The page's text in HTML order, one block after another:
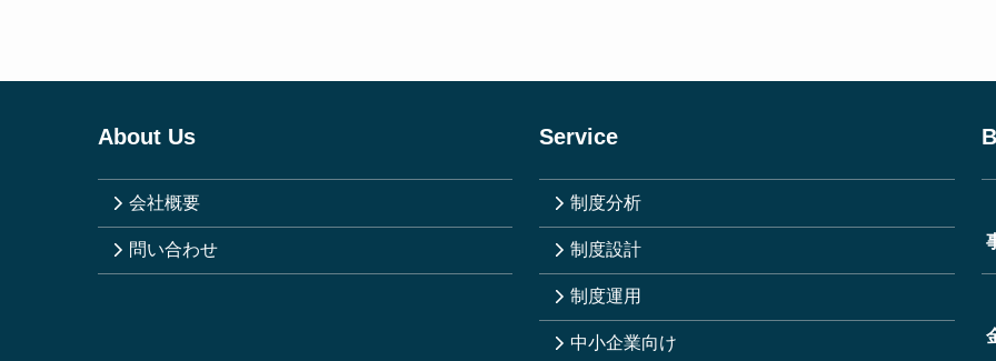
About Us
会社概要
問い合わせ
Service
制度分析
制度設計
制度運用
中小企業向け